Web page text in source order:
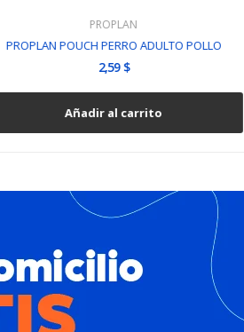
PROPLAN
PROPLAN POUCH PERRO ADULTO POLLO
2,59 $
Añadir al carrito